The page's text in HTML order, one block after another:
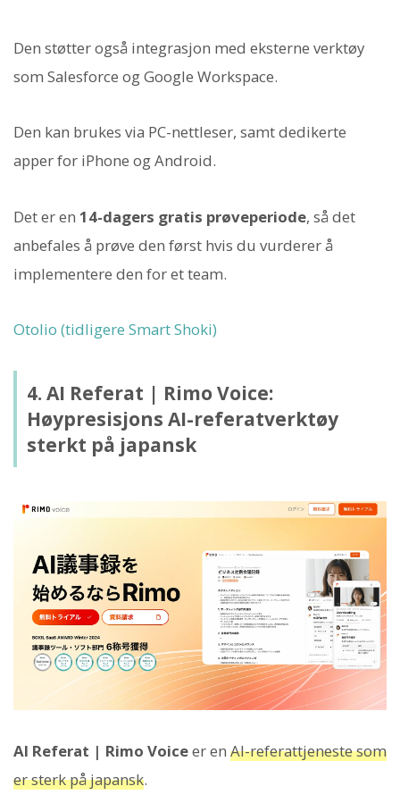
Den støtter også integrasjon med eksterne verktøy
som Salesforce og Google Workspace.
Den kan brukes via PC-nettleser, samt dedikerte
apper for iPhone og Android.
Det er en 14-dagers gratis prøveperiode, så det
anbefales å prøve den først hvis du vurderer å
implementere den for et team.
Otolio (tidligere Smart Shoki)
4. AI Referat | Rimo Voice:
Høypresisjons AI-referatverktøy
sterkt på japansk
AI Referat | Rimo Voiceer en AI-referattjeneste som
er sterk på japansk.